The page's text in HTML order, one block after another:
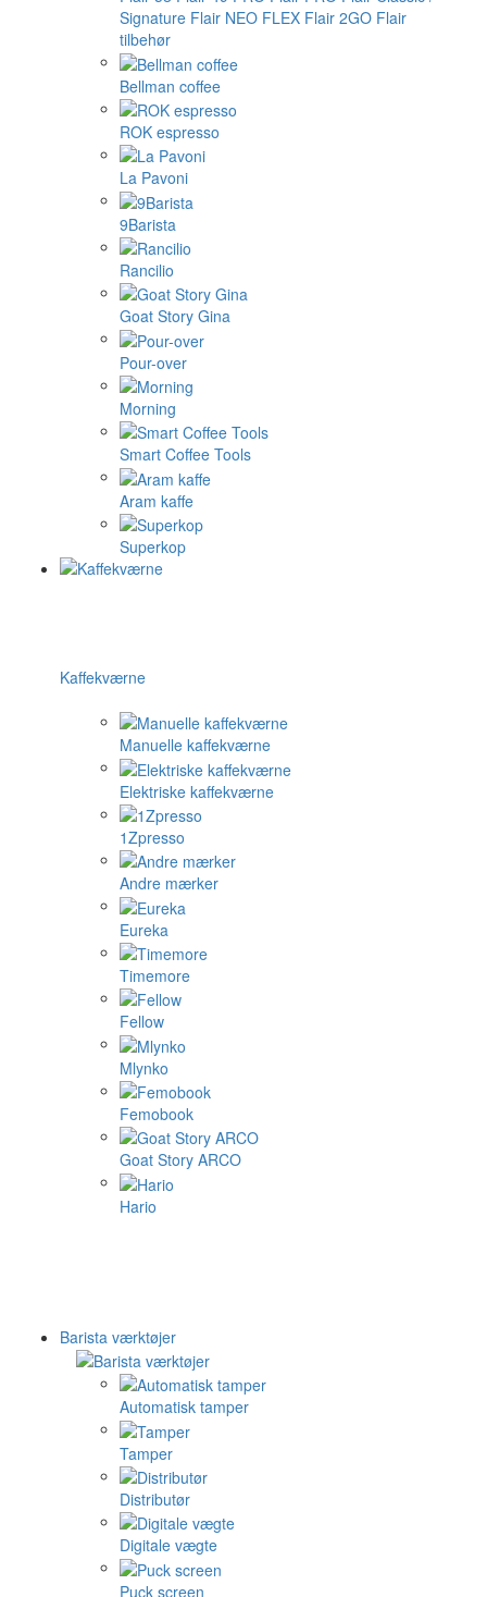
Signature Flair NEO FLEX Flair 2GO Flair
tilbehør
Bellman coffee
ROK espresso
La Pavoni
9Barista
Rancilio
Goat Story Gina
Pour-over
Morning
Smart Coffee Tools
Aram kaffe
Superkop
Kaffekværne
Manuelle kaffekværne
Elektriske kaffekværne
1Zpresso
Andre mærker
Eureka
Timemore
Fellow
Mlynko
Femobook
Goat Story ARCO
Hario
Barista værktøjer
Automatisk tamper
Tamper
Distributør
Digitale vægte
Puck screen